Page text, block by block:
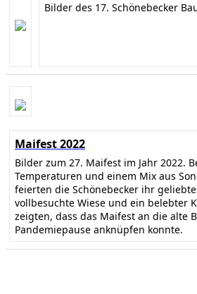
Bilder des 17. Schönebecker
Maifest 2022
Bilder zum 27. Maifest im Jahr 2022.
Temperaturen und einem Mix aus
feierten die Schönebecker ihr
vollbesuchte Wiese und ein belebter
zeigten, dass das Maifest an die alte
Pandemiepause anknüpfen konnte.